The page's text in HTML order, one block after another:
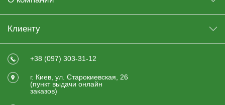
Клиенту
+38 (097) 303-31-12
г. Киев, ул. Старокиевская, 26
(пункт выдачи онлайн
заказов)